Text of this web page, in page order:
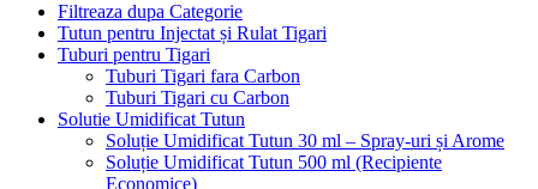
Filtreaza dupa Categorie
Tutun pentru Injectat și Rulat Tigari
Tuburi pentru Tigari
Tuburi Tigari fara Carbon
Tuburi Tigari cu Carbon
Solutie Umidificat Tutun
Soluție Umidificat Tutun 30 ml – Spray-uri și Arome
Soluție Umidificat Tutun 500 ml (Recipiente
Economice)